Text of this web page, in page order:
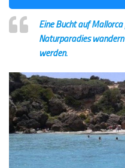
Eine Bucht auf
Naturparadies wandern
werden.